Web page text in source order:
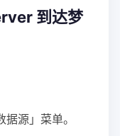
到达梦
源」菜单。